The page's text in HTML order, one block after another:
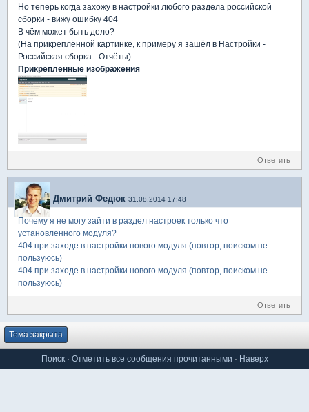
Но теперь когда захожу в настройки любого раздела российской
сборки - вижу ошибку 404
В чём может быть дело?
(На прикреплённой картинке, к примеру я зашёл в Настройки -
Российская сборка - Отчёты)
Прикрепленные изображения
Ответить
Дмитрий Федюк 31.08.2014 17:48
Почему я не могу зайти в раздел настроек только что
установленного модуля?
404 при заходе в настройки нового модуля (повтор, поиском не
пользуюсь)
404 при заходе в настройки нового модуля (повтор, поиском не
пользуюсь)
Ответить
Тема закрыта
Поиск· Отметить все сообщения прочитанными · Наверх